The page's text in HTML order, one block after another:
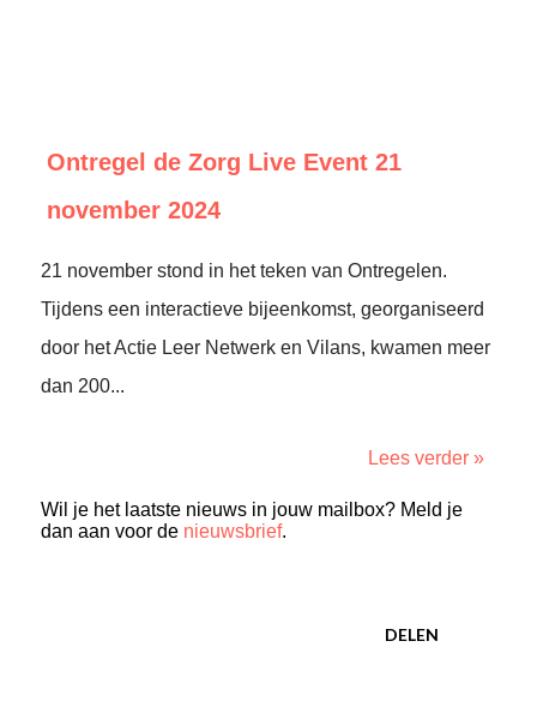
Ontregel de Zorg Live Event 21
november 2024
21 november stond in het teken van Ontregelen.
Tijdens een interactieve bijeenkomst, georganiseerd
door het Actie Leer Netwerk en Vilans, kwamen meer
dan 200...
Lees verder »
Wil je het laatste nieuws in jouw mailbox? Meld je
dan aan voor de nieuwsbrief.
DELEN